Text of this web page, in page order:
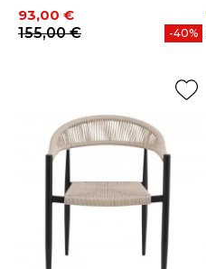
Prix
93,00 €
Prix de base
155,00 €
-40%